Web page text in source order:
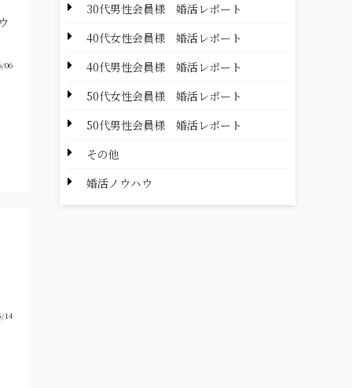
06
14
30代男性会員様 婚活レポート
40代女性会員様 婚活レポート
40代男性会員様 婚活レポート
50代女性会員様 婚活レポート
50代男性会員様 婚活レポート
その他
婚活ノウハウ